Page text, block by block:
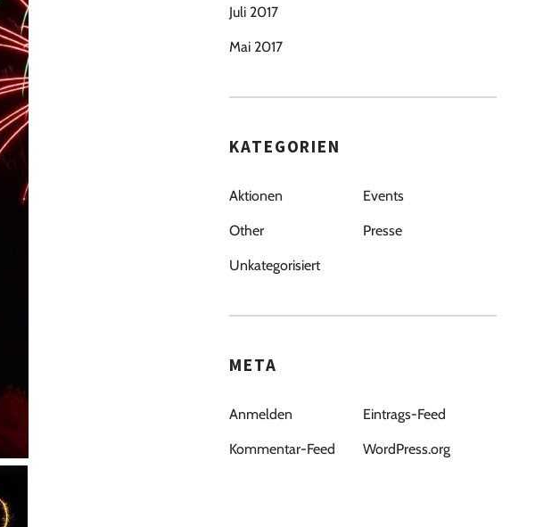
Juli 2017
Mai 2017
KATEGORIEN
Aktionen Events
Other Presse
Unkategorisiert
META
Anmelden Eintrags-Feed
Kommentar-Feed WordPress.org